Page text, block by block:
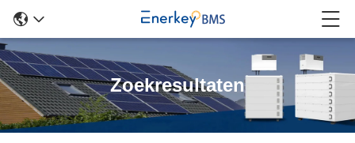
Zoekresultaten